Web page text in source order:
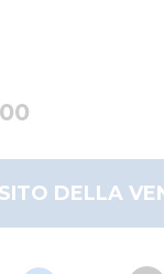
DELLA